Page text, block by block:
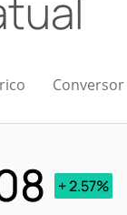
Conversor
+ 2.57%